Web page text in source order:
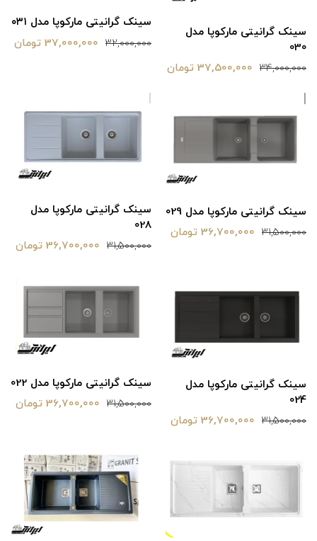
سینک گرانیتی مارکوپا مدل
030
34,000,000 37,500,000 تومان
سینک گرانیتی مارکوپا مدل ۰۳۱
32,000,000 37,000,000 تومان
سینک گرانیتی مارکوپا مدل 029
31,500,000 36,700,000 تومان
سینک گرانیتی مارکوپا مدل
028
31,500,000 36,700,000 تومان
سینک گرانیتی مارکوپا مدل
024
31,500,000 36,700,000 تومان
سینک گرانیتی مارکوپا مدل 022
31,500,000 36,700,000 تومان